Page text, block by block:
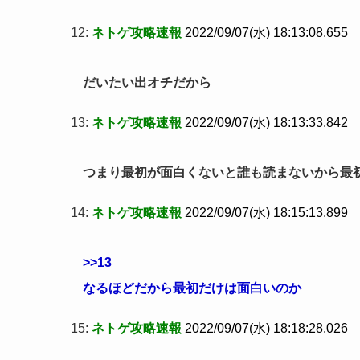
12: ネトゲ攻略速報 2022/09/07(水) 18:13:08.655
だいたい出オチだから
13: ネトゲ攻略速報 2022/09/07(水) 18:13:33.842
つまり最初が面白くないと誰も読まないから最
14: ネトゲ攻略速報 2022/09/07(水) 18:15:13.899
>>13
なるほどだから最初だけは面白いのか
15: ネトゲ攻略速報 2022/09/07(水) 18:18:28.026